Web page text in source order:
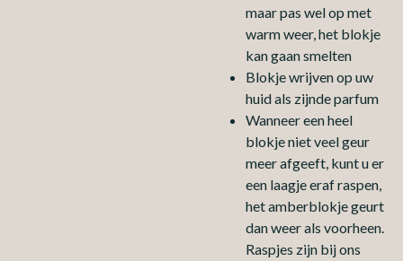
maar pas wel op met
warm weer, het blokje
kan gaan smelten
Blokje wrijven op uw
huid als zijnde parfum
Wanneer een heel
blokje niet veel geur
meer afgeeft, kunt u er
een laagje eraf raspen,
het amberblokje geurt
dan weer als voorheen.
Raspjes zijn bij ons